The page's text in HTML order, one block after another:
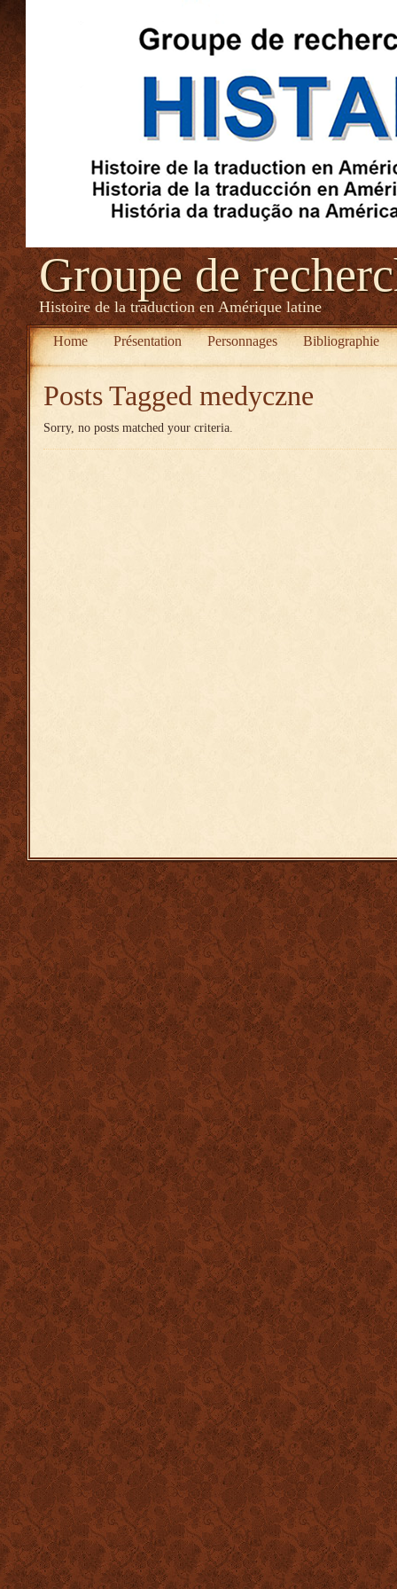
Groupe de
Histoire de la traduction en Amérique latine
Home Présentation Personnages Bibliographie
Posts Tagged medyczne
Sorry, no posts matched your criteria.